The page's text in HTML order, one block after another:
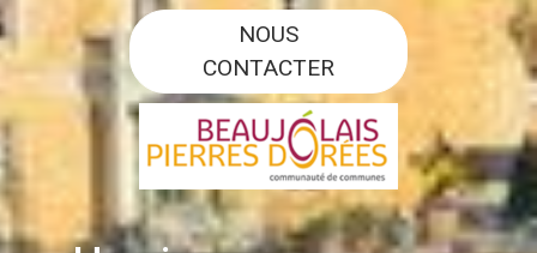
NOUS
CONTACTER